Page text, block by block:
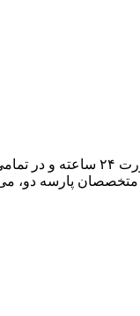
هدف ما، تبدیل میزبانی